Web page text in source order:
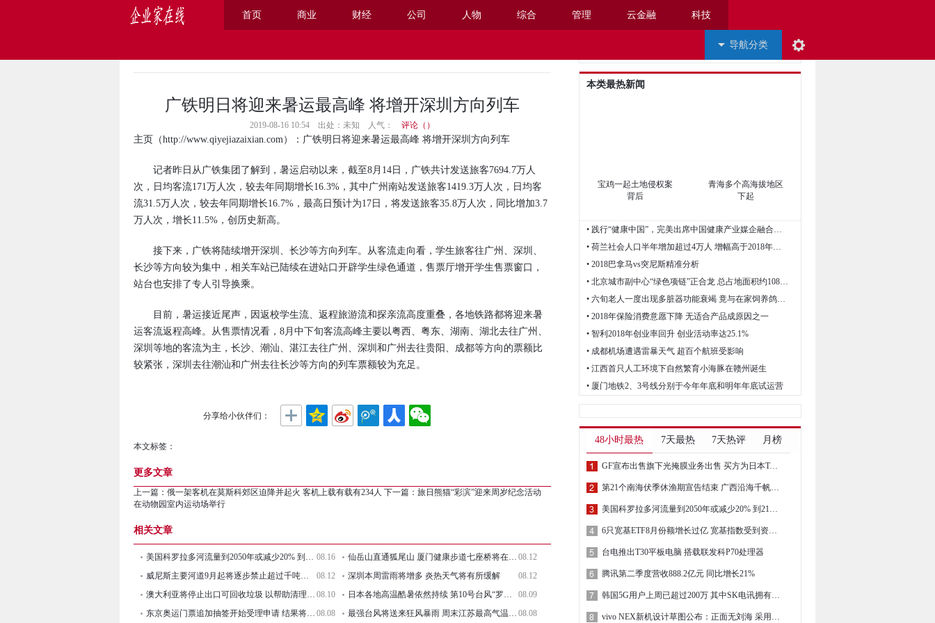
首页 商业 财经 公司 人物 综合 管理 云金融 科技
导航分类
广铁明日将迎来暑运最高峰 将增开深圳方向列车
2019-08-16 10:54 出处：未知 人气： 评论（ ）
主页 （http://www.qiyejiazaixian.com）：广铁明日将迎来暑运最高峰 将增开深圳方向列车
记者昨日从广铁集团了解到，暑运启动以来，截至8月14日，广铁共计发送旅客7694.7万人
次，日均客流171万人次，较去年同期增长16.3%，其中广州南站发送旅客1419.3万人次，日均客
流31.5万人次，较去年同期增长16.7%，最高日预计为17日，将发送旅客35.8万人次，同比增加3.7
万人次，增长11.5%，创历史新高。
接下来，广铁将陆续增开深圳、长沙等方向列车。从客流走向看，学生旅客往广州、深圳、
长沙等方向较为集中，相关车站已陆续在进站口开辟学生绿色通道，售票厅增开学生售票窗口，
站台也安排了专人引导换乘。
目前，暑运接近尾声，因返校学生流、返程旅游流和探亲流高度重叠，各地铁路都将迎来暑
运客流返程高峰。从售票情况看，8月中下旬客流高峰主要以粤西、粤东、湖南、湖北去往广州、
深圳等地的客流为主，长沙、潮汕、湛江去往广州、深圳和广州去往贵阳、成都等方向的票额比
较紧张，深圳去往潮汕和广州去往长沙等方向的列车票额较为充足。
分享给小伙伴们：
本文标签：
更多文章
上一篇： 俄一架客机在莫斯科郊区迫降并起火 客机上载有载有234人 下一篇： 旅日熊猫“彩滨”迎来周岁纪念活动
在动物园室内运动场举行
相关文章
美国科罗拉多河流量到2050年或减少20% 到2100年将减少35% 08.16 仙岳山直通狐尾山 厦门健康步道七座桥将在年底完工 08.12
威尼斯主要河道9月起将逐步禁止超过千吨大型游轮驶入
08.12 深圳本周雷雨将增多 炎热天气将有所缓解
08.12
澳大利亚将停止出口可回收垃圾 以帮助清理海洋垃圾 08.10 日本各地高温酷暑依然持续 第10号台风“罗莎”即将来袭
08.09
东京奥运门票追加抽签开始受理申请 结果将于9月11日公布 08.08 最强台风将送来狂风暴雨 周末江苏最高气温将降至30度以下 08.08
本类最热新闻
宝鸡一起土地侵权案
背后
青海多个高海拔地区
下起
• 践行“健康中国”，完美出席中国健康产业媒企融合发展论坛
• 荷兰社会人口半年增加超过4万人 增幅高于2018年同期
• 2018巴拿马vs突尼斯精准分析
• 北京城市副中心“绿色项链”正合龙 总占地面积约108平方公里
• 六旬老人一度出现多脏器功能衰竭 竟与在家饲养鸽子有关
• 2018年保险消费意愿下降 无适合产品成原因之一
• 智利2018年创业率回升 创业活动率达25.1%
• 成都机场遭遇雷暴天气 超百个航班受影响
• 江西首只人工环境下自然繁育小海豚在赣州诞生
• 厦门地铁2、3号线分别于今年年底和明年年底试运营
48小时最热 7天最热 7天热评 月榜
GF宣布出售旗下光掩膜业务出售 买方为日本Toppan子公司
第21个南海伏季休渔期宣告结束 广西沿海千帆竞港耕海牧渔
美国科罗拉多河流量到2050年或减少20% 到2100年将减少35%
6只宽基ETF8月份额增长过亿 宽基指数受到资金青睐
台电推出T30平板电脑 搭载联发科P70处理器
腾讯第二季度营收888.2亿元 同比增长21%
韩国5G用户上周已超过200万 其中SK电讯拥有84万5G用户
vivo NEX新机设计草图公布：正面无刘海 采用屏下摄像头技术